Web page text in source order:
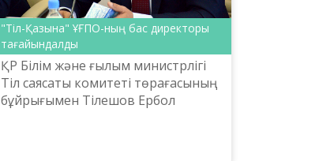
"Тіл-Қазына" ҰҒПО-ның бас директоры
тағайындалды
ҚР Білім және ғылым министрлігі
Тіл саясаты комитеті төрағасының
бұйрығымен Тілешов Ербол